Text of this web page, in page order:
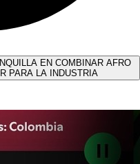
EN COMBINAR AFRO
PARA LA INDUSTRIA